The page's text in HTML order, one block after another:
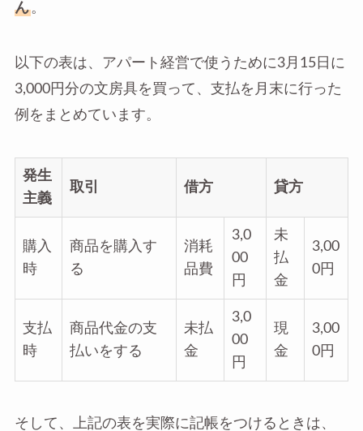
ん。
以下の表は、アパート経営で使うために3月15日に
3,000円分の文房具を買って、支払を月末に行った
例をまとめています。
発生
主義
取引 借方 貸方
購入
時
商品を購入す
る
消耗
品費
3,0
00
円
未
払
金
3,00
0円
支払
時
商品代金の支
払いをする
未払
金
3,0
00
円
現
金
3,00
0円
そして、上記の表を実際に記帳をつけるときは、